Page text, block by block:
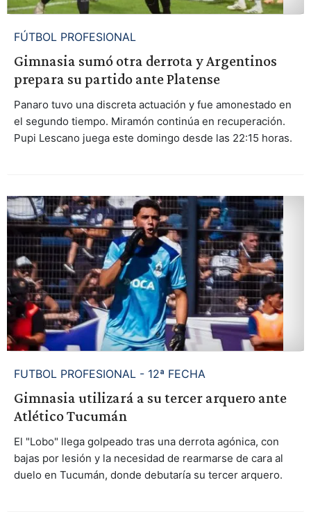
FÚTBOL PROFESIONAL
Gimnasia sumó otra derrota y Argentinos
prepara su partido ante Platense
Panaro tuvo una discreta actuación y fue amonestado en
el segundo tiempo. Miramón continúa en recuperación.
Pupi Lescano juega este domingo desde las 22:15 horas.
FUTBOL PROFESIONAL - 12ª FECHA
Gimnasia utilizará a su tercer arquero ante
Atlético Tucumán
El "Lobo" llega golpeado tras una derrota agónica, con
bajas por lesión y la necesidad de rearmarse de cara al
duelo en Tucumán, donde debutaría su tercer arquero.